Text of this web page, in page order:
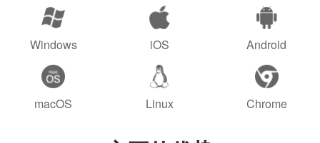
Windows iOS Android
macOS Linux Chrome